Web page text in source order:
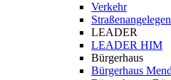
Verkehr
LEADER
LEADER HIM
Bürgerhaus
Bürgerhaus